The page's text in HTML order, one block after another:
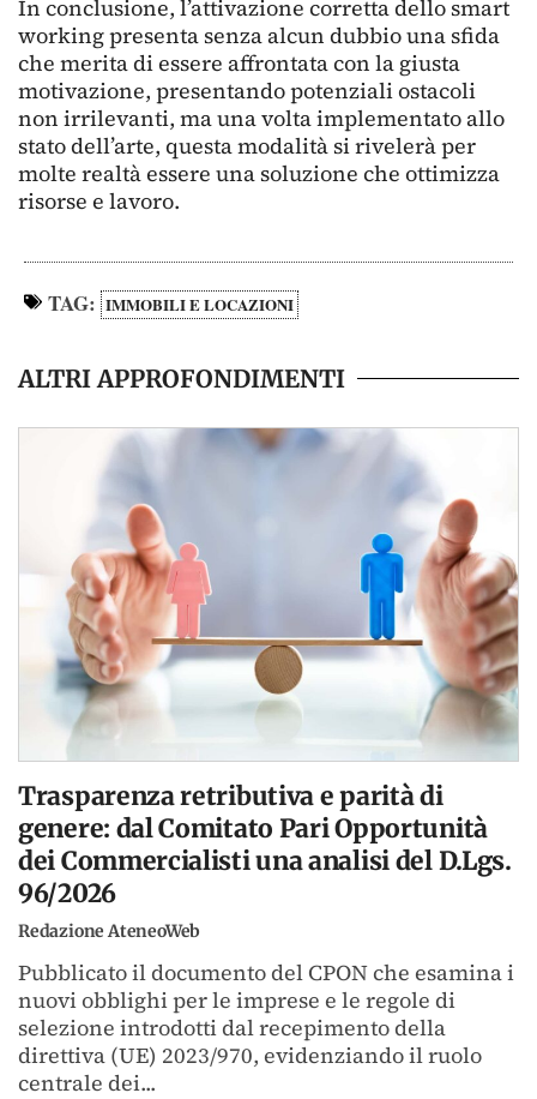
In conclusione, l’attivazione corretta dello smart
working presenta senza alcun dubbio una sfida
che merita di essere affrontata con la giusta
motivazione, presentando potenziali ostacoli
non irrilevanti, ma una volta implementato allo
stato dell’arte, questa modalità si rivelerà per
molte realtà essere una soluzione che ottimizza
risorse e lavoro.
TAG: IMMOBILI E LOCAZIONI
ALTRI APPROFONDIMENTI
Trasparenza retributiva e parità di
genere: dal Comitato Pari Opportunità
dei Commercialisti una analisi del D.Lgs.
96/2026
Redazione AteneoWeb
Pubblicato il documento del CPON che esamina i
nuovi obblighi per le imprese e le regole di
selezione introdotti dal recepimento della
direttiva (UE) 2023/970, evidenziando il ruolo
centrale dei...